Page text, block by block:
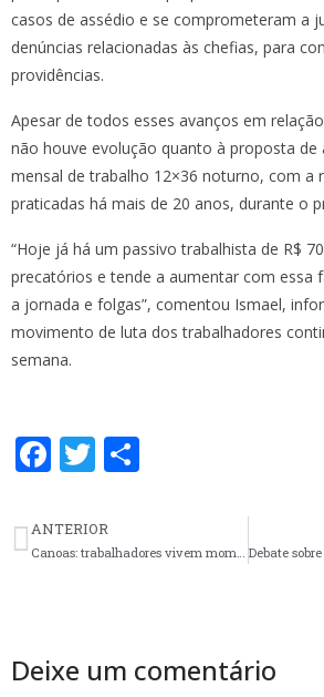
casos de assédio e se comprometeram a
denúncias relacionadas às chefias, para
providências.
Apesar de todos esses avanços em
não houve evolução quanto à proposta de
mensal de trabalho 12×36 noturno, com a
praticadas há mais de 20 anos, durante o
“Hoje já há um passivo trabalhista de R$
precatórios e tende a aumentar com essa
a jornada e folgas”, comentou Ismael,
movimento de luta dos trabalhadores
semana.
F
e
b
k
T
itt
er e
ANTERIOR
Canoas: trabalhadores vivem momento de incertezas e saúde da população está em risco
Deixe um comentário